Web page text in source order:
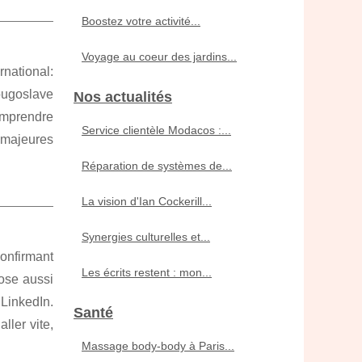
aussi
vite,
Boostez votre activité...
Voyage au coeur des jardins...
Nos actualités
Service clientèle Modacos :...
Réparation de systèmes de...
La vision d'Ian Cockerill...
Synergies culturelles et...
Les écrits restent : mon...
Santé
Massage body‑body à Paris...